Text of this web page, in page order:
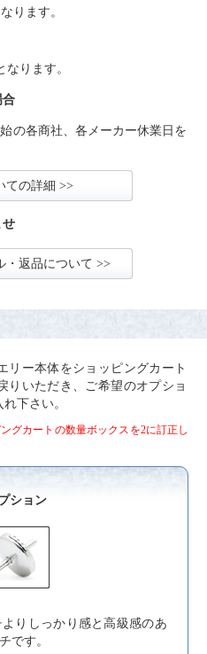
ります。
なります。
合
の各商社、各メーカー休業日を
ての詳細 >>
せ
・返品について >>
リー本体をショッピングカート
りいただき、ご希望のオプショ
下さい。
グカートの数量ボックスを2に訂正し
ション
りしっかり感と高級感のあ
です。